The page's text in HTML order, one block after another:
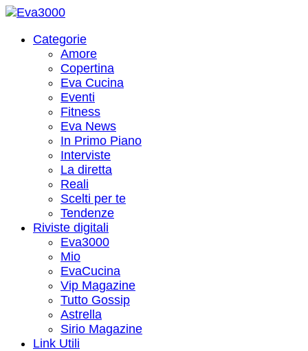
Categorie
Amore
Copertina
Eva Cucina
Eventi
Fitness
Eva News
In Primo Piano
Interviste
La diretta
Reali
Scelti per te
Tendenze
Riviste digitali
Eva3000
Mio
EvaCucina
Vip Magazine
Tutto Gossip
Astrella
Sirio Magazine
Link Utili